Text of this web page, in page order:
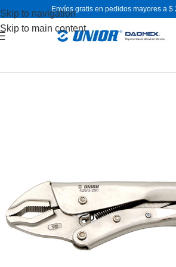
Skip to navigation
Skip to main content
Envíos gratis en pedidos mayores a $